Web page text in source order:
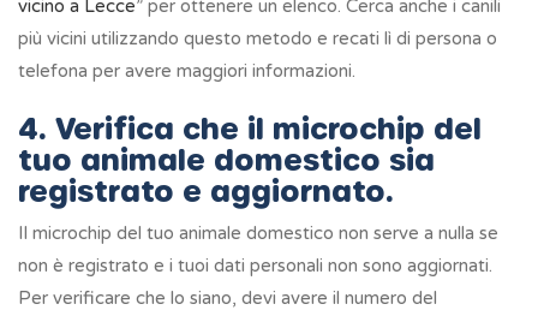
vicino a Lecce” per ottenere un elenco. Cerca anche i canili
più vicini utilizzando questo metodo e recati lì di persona o
telefona per avere maggiori informazioni.
4. Verifica che il microchip del
tuo animale domestico sia
registrato e aggiornato.
Il microchip del tuo animale domestico non serve a nulla se
non è registrato e i tuoi dati personali non sono aggiornati.
Per verificare che lo siano, devi avere il numero del